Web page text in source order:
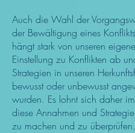
Auch die Wahl der
der Bewältigung eines Konflikts
hängt stark von unseren
Einstellung zu Konflikten ab
Strategien in unseren
bewusst oder unbewusst
wurden. Es lohnt sich daher
diese Annahmen und
zu machen und zu überprüfen.